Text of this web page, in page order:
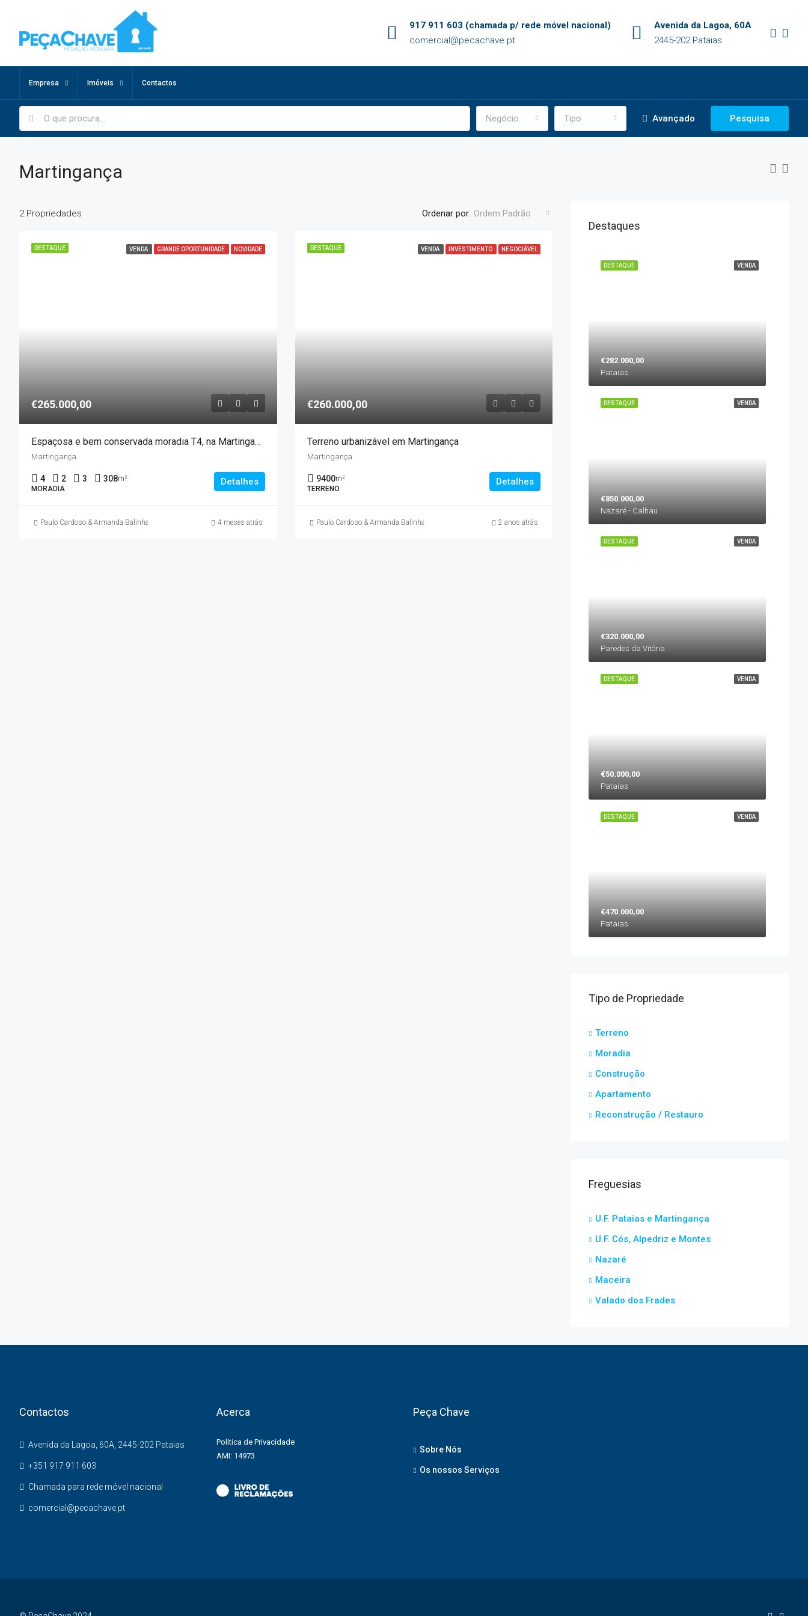
917 911 603 (chamada p/ rede móvel nacional)
comercial@pecachave.pt
Avenida da Lagoa, 60A
2445-202 Pataias
Empresa Imóveis Contactos
Negócio Tipo Avançado Pesquisa
Martingança
2 Propriedades Ordenar por: Ordem Padrão
DESTAQUE VENDA GRANDE OPORTUNIDADE NOVIDADE
€265.000,00
Espaçosa e bem conservada moradia T4, na Martingança – UFPM
Martingança
4 2 3 308m²
MORADIA
Detalhes
Paulo Cardoso & Armanda Balinha 4 meses atrás
DESTAQUE VENDA INVESTIMENTO NEGOCIÁVEL
€260.000,00
Terreno urbanizável em Martingança
Martingança
9400m²
TERRENO
Detalhes
Paulo Cardoso & Armanda Balinha 2 anos atrás
Destaques
VENDA
DESTAQUE
€282.000,00
Pataias
VENDA
DESTAQUE
€850.000,00
Nazaré - Calhau
VENDA
DESTAQUE
€320.000,00
Paredes da Vitória
VENDA
DESTAQUE
€50.000,00
Pataias
VENDA
DESTAQUE
€470.000,00
Pataias
Tipo de Propriedade
Terreno
Moradia
Construção
Apartamento
Reconstrução / Restauro
Freguesias
U.F. Pataias e Martingança
U.F. Cós, Alpedriz e Montes
Nazaré
Maceira
Valado dos Frades
Contactos
Avenida da Lagoa, 60A, 2445-202 Pataias
+351 917 911 603
Chamada para rede móvel nacional
comercial@pecachave.pt
Acerca
Política de Privacidade
AMI: 14973
Peça Chave
Sobre Nós
Os nossos Serviços